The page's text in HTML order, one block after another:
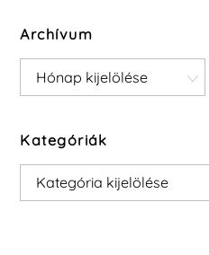
Archívum
Archívum
Kategóriák
Kategóriák